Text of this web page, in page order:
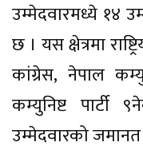
उम्मेदवारमध्ये १४
छ । यस क्षेत्रमा
कांग्रेस, नेपाल
कम्युनिष्ट पार्टी
उम्मेदवारको